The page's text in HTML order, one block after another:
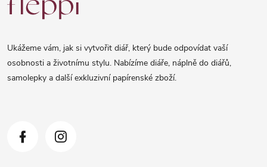
Ukážeme vám, jak si vytvořit diář, který bude odpovídat vaší
osobnosti a životnímu stylu. Nabízíme diáře, náplně do diářů,
samolepky a další exkluzivní papírenské zboží.